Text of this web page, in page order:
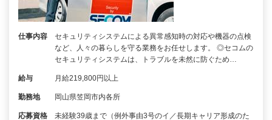
仕事内容
セキュリティシステムによる異常感知時の対応や機器の点検
など、人々の暮らしを守る業務をお任せします。 ◎セコムの
セキュリティシステムは、トラブルを未然に防ぐため…
給与 月給219,800円以上
勤務地 岡山県笠岡市内各所
応募資格
未経験39歳まで（例外事由3号のイ／長期キャリア形成のた